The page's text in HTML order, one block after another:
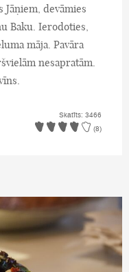
devāmies
Baku. Ierodoties,
māja. Pavāra
nesapratām.
Skatīts: 3466
(8)